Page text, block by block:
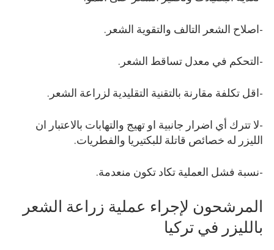
-اصلاح الشعر التالف والتقوية الشعر.
-التحكم في معدل تساقط الشعر.
-اقل تكلفة مقارنة بالتقنية التقليدية لزراعة الشعر.
-لا تترك أي اضرار جانبية او تهيج والتهابات بالاعتبار ان
الليزر له خصائص قاتلة للبكتيريا والفطريات.
-نسبة فشل العملية تكاد تكون منعدمة.
المرشحون لإجراء عملية زراعة الشعر
بالليزر في تركيا